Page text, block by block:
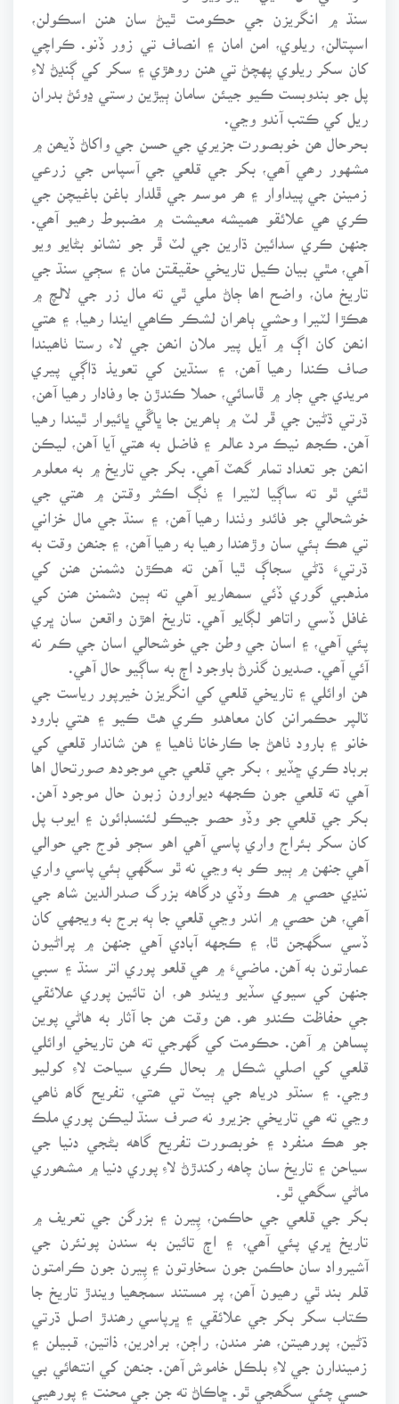
سنڌ ۾ انگريزن جي حڪومت ٿيڻ سان هنن اسڪولن،
اسپتالن، ريلوي، امن امان ۽ انصاف تي زور ڏنو. ڪراچي
کان سکر ريلوي پهچڻ تي هنن روهڙي ۽ سکر کي ڳنڍڻ لاءِ
پل جو بندوبست ڪيو جيئن سامان ٻيڙين رستي ڍوئڻ بدران
ريل کي ڪتب آندو وڃي.
بحرحال ھن خوبصورت جزيري جي حسن جي واکاڻ ڏيھن ۾
مشهور رھي آھي، بکر جي قلعي جي آسپاس جي زرعي
زمينن جي پيداوار ۽ ھر موسم جي ڦلدار باغن باغيچن جي
ڪري ھي علائقو ھميشه معيشت ۾ مضبوط رھيو آھي.
جنهن ڪري سدائين ڌارين جي لٽ ڦر جو نشانو بڻايو ويو
آهي، مٿي بيان ڪيل تاريخي حقيقتن مان ۽ سڄي سنڌ جي
تاريخ مان، واضح اھا ڄاڻ ملي ٿي ته مال زر جي لالچ ۾
ھڪڙا لٽيرا وحشي ٻاھران لشڪر ڪاھي ايندا رهيا، ۽ ھتي
انھن کان اڳ ۾ آيل پير ملان انھن جي لاء رستا ٺاھيندا
صاف ڪندا رھيا آھن، ۽ سنڌين کي تعويذ ڌاڳي پيري
مريدي جي ڄار ۾ ڦاسائي، حملا ڪندڙن جا وفادار رھيا آھن،
ڌرتي ڌڻين جي ڦر لٽ ۾ ٻاھرين جا ڀاڱي ڀائيوار ٿيندا رهيا
آهن. ڪجھ نيڪ مرد عالم ۽ فاضل به ھتي آيا آهن، ليڪن
انھن جو تعداد تمام گھٽ آھي. بکر جي تاريخ ۾ به معلوم
ٿئي ٿو ته ساڳيا لٽيرا ۽ ٺڳ اڪثر وقتن ۾ ھتي جي
خوشحالي جو فائدو وٺندا رھيا آھن، ۽ سنڌ جي مال خزاني
تي ھڪ ٻئي سان وڙھندا رھيا به رھيا آھن، ۽ جنھن وقت به
ڌرتيءَ ڌڻي سجاڳ ٿيا آهن ته ھڪڙن دشمنن ھنن کي
مذهبي گوري ڏئي سمھاريو آهي ته ٻين دشمنن ھنن کي
غافل ڏسي راتاھو لڳايو آهي. تاريخ اھڙن واقعن سان ڀري
پئي آهي، ۽ اسان جي وطن جي خوشحالي اسان جي ڪم نه
آئي آھي. صديون گذرڻ باوجود اڄ به ساڳيو حال آهي.
هن اوائلي ۽ تاريخي قلعي کي انگريزن خيرپور رياست جي
ٽالپر حڪمرانن کان معاهدو ڪري هٿ ڪيو ۽ هتي بارود
خانو ۽ بارود ٺاهڻ جا ڪارخانا ٺاهيا ۽ هن شاندار قلعي کي
برباد ڪري ڇڏيو ، بکر جي قلعي جي موجوده صورتحال اها
آهي ته قلعي جون ڪجهه ديوارون زبون حال موجود آهن.
بکر جي قلعي جو وڏو حصو جيڪو لئنسڊائون ۽ ايوب پل
کان سکر بئراج واري پاسي آهي اهو سڄو فوج جي حوالي
آهي جنهن ۾ ٻيو ڪو به وڃي نه ٿو سگهي ٻئي پاسي واري
ننڍي حصي ۾ هڪ وڏي درگاهه بزرگ صدرالدين شاھ جي
آھي، هن حصي ۾ اندر وڃي قلعي جا ٻه برج به ويجهي کان
ڏسي سگهجن ٿا، ۽ ڪجهه آبادي آهي جنهن ۾ پراڻيون
عمارتون به آهن. ماضيءَ ۾ ھي قلعو پوري اتر سنڌ ۽ سبي
جنهن کي سيوي سڏيو ويندو هو، ان تائين پوري علائقي
جي حفاظت ڪندو ھو. ھن وقت ھن جا آثار به هاڻي پوين
پساهن ۾ آھن. حڪومت کي گهرجي ته هن تاريخي اوائلي
قلعي کي اصلي شڪل ۾ بحال ڪري سياحت لاءِ کوليو
وڃي. ۽ سنڌو درياھ جي ٻيٽ تي ھتي، تفريح گاھ ٺاھي
وڃي ته ھي تاريخي جزيرو نه صرف سنڌ ليڪن پوري ملڪ
جو ھڪ منفرد ۽ خوبصورت تفريح گاهه بڻجي دنيا جي
سياحن ۽ تاريخ سان چاهه رکندڙڻ لاءِ پوري دنيا ۾ مشھوري
ماڻي سگھي ٿو.
بکر جي قلعي جي حاڪمن، پِيرن ۽ بزرگن جي تعريف ۾
تاريخ ڀري پئي آھي، ۽ اڄ تائين به سندن پونئرن جي
آشيرواد سان حاڪمن جون سخاوتون ۽ پِيرن جون ڪرامتون
قلم بند ٿي رھيون آھن، پر مستند سمجھيا ويندڙ تاريخ جا
ڪتاب سکر بکر جي علائقي ۽ ڀرپاسي رھندڙ اصل ڌرتي
ڌڻين، پورھيتن، ھنر مندن، راڄن، برادرين، ذاتين، قبيلن ۽
زميندارن جي لاءِ بلڪل خاموش آھن. جنھن کي انتھائي بي
حسي چئي سگھجي ٿو. ڇاڪاڻ ته جن جي محنت ۽ پورھيي